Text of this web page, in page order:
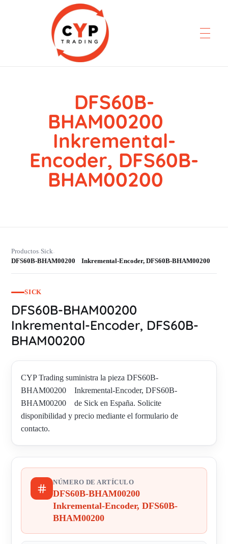
DFS60B-
BHAM00200
Inkremental-
Encoder, DFS60B-
BHAM00200
Productos›Sick›
DFS60B-BHAM00200 Inkremental-Encoder, DFS60B-BHAM00200
SICK
DFS60B-BHAM00200
Inkremental-Encoder, DFS60B-
BHAM00200
CYP Trading suministra la pieza DFS60B-
BHAM00200 Inkremental-Encoder, DFS60B-
BHAM00200 de Sick en España. Solicite
disponibilidad y precio mediante el formulario de
contacto.
NÚMERO DE ARTÍCULO
DFS60B-BHAM00200
Inkremental-Encoder, DFS60B-
BHAM00200